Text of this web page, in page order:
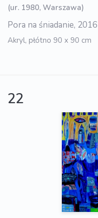
(ur. 1980, Warszawa)
Pora na śniadanie, 2016
Akryl, płótno 90 x 90 cm
22